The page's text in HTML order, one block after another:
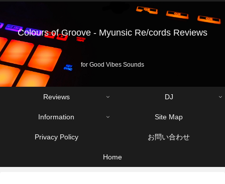
Colours of Groove - Myunsic Re/cords Reviews
for Good Vibes Sounds
Reviews DJ
Information Site Map
Privacy Policy お問い合わせ
Home